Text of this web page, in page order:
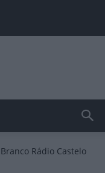
Rádio Castelo